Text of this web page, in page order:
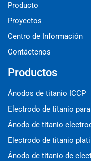
Producto
Proyectos
Centro de Información
Contáctenos
Productos
Ánodos de titanio ICCP
Electrodo de titanio
Ánodo de titanio
Electrodo de titanio
Ánodo de titanio de